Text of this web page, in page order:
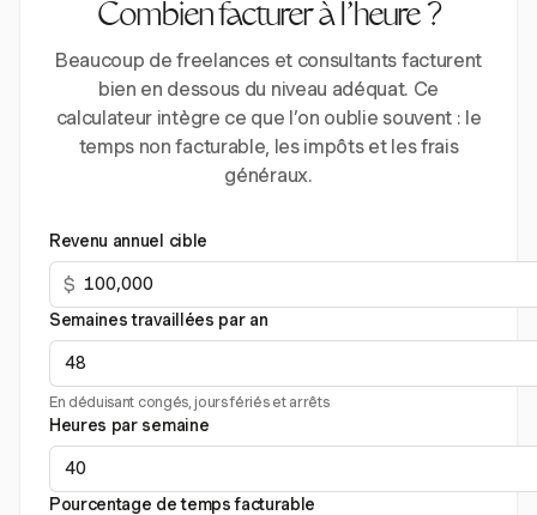
Combien facturer à l’heure ?
Beaucoup de freelances et consultants facturent
bien en dessous du niveau adéquat. Ce
calculateur intègre ce que l’on oublie souvent : le
temps non facturable, les impôts et les frais
généraux.
Revenu annuel cible
$
Semaines travaillées par an
En déduisant congés, jours fériés et arrêts
Heures par semaine
Pourcentage de temps facturable